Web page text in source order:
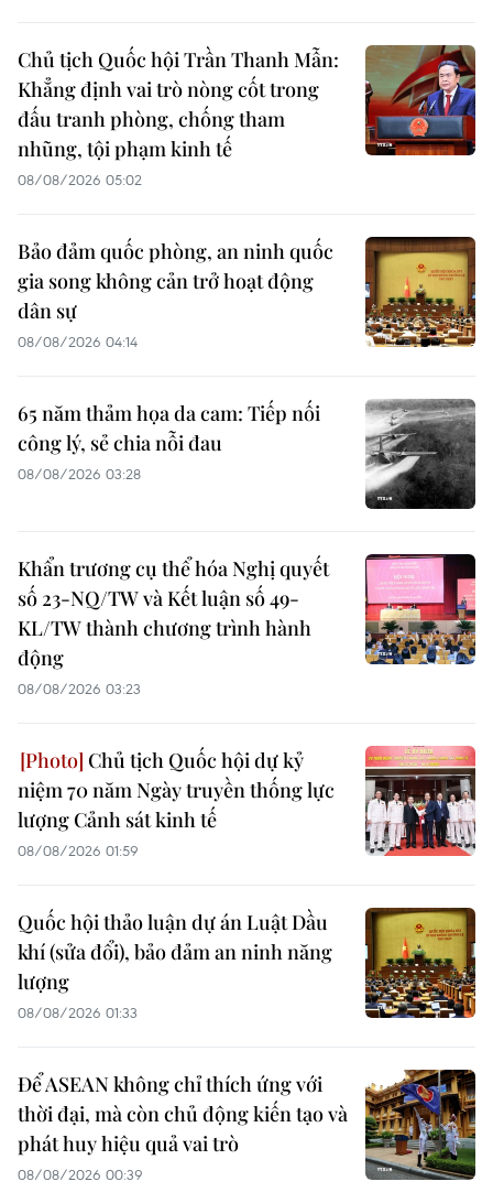
Chủ tịch Quốc hội Trần Thanh Mẫn:
Khẳng định vai trò nòng cốt trong
đấu tranh phòng, chống tham
nhũng, tội phạm kinh tế
08/08/2026 05:02
Bảo đảm quốc phòng, an ninh quốc
gia song không cản trở hoạt động
dân sự
08/08/2026 04:14
65 năm thảm họa da cam: Tiếp nối
công lý, sẻ chia nỗi đau
08/08/2026 03:28
Khẩn trương cụ thể hóa Nghị quyết
số 23-NQ/TW và Kết luận số 49-
KL/TW thành chương trình hành
động
08/08/2026 03:23
Chủ tịch Quốc hội dự kỷ
niệm 70 năm Ngày truyền thống lực
lượng Cảnh sát kinh tế
08/08/2026 01:59
Quốc hội thảo luận dự án Luật Dầu
khí (sửa đổi), bảo đảm an ninh năng
lượng
08/08/2026 01:33
Để ASEAN không chỉ thích ứng với
thời đại, mà còn chủ động kiến tạo và
phát huy hiệu quả vai trò
08/08/2026 00:39